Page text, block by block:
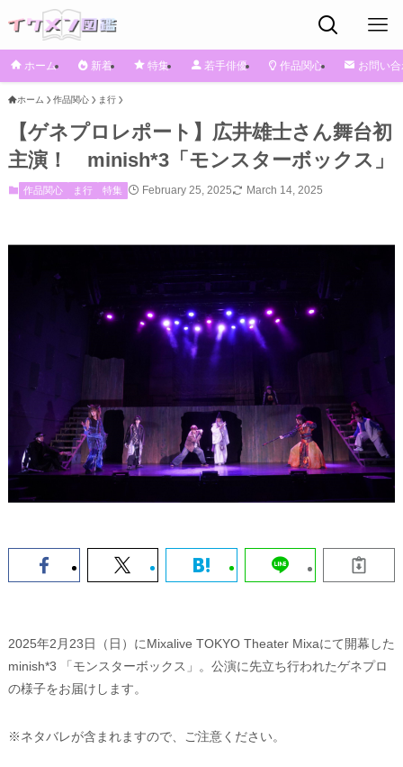
ホーム 新着 特集 若手俳優 作品関心 お問い
ホーム 作品関心 ま行
【ゲネプロレポート】広井雄士さん舞台初
主演！ minish*3「モンスターボックス」
作品関心 ま行 特集 February 25, 2025 March 14, 2025
2025年2月23日（日）にMixalive TOKYO Theater Mixaにて開幕した
minish*3 「モンスターボックス」。公演に先立ち行われたゲネプロ
の様子をお届けします。
※ネタバレが含まれますので、ご注意ください。